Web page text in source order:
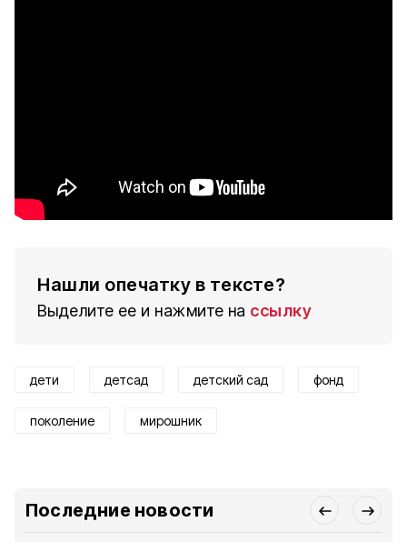
Нашли опечатку в тексте?
Выделите ее и нажмите на ссылку
дети детсад детский сад фонд
поколение мирошник
Последние новости